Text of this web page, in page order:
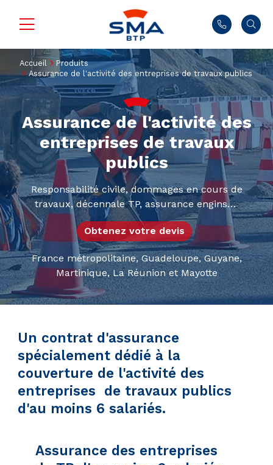
Accueil
Produits
Assurance de l'activité des entreprises de travaux publics
Assurance de l'activité des
entreprises de travaux
publics
Responsabilité civile, dommages en cours de
travaux, décennale TP, assurance engins…
Obtenez votre devis
France métropolitaine, Guadeloupe, Guyane,
Martinique, La Réunion et Mayotte
Un contrat d'assurance
spécialement dédié à la
couverture de l'activité des
entreprises de travaux publics
d'au moins 6 salariés.
Assurance des entreprises